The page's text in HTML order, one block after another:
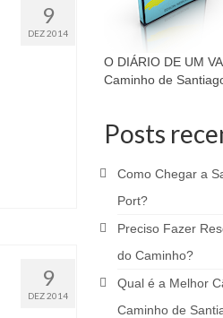
9
DEZ 2014
9
DEZ 2014
O DIÁRIO DE UM
Caminho de
Posts
Como Chegar a
Port?
Preciso Fazer
do Caminho?
Qual é a Melhor
Caminho de